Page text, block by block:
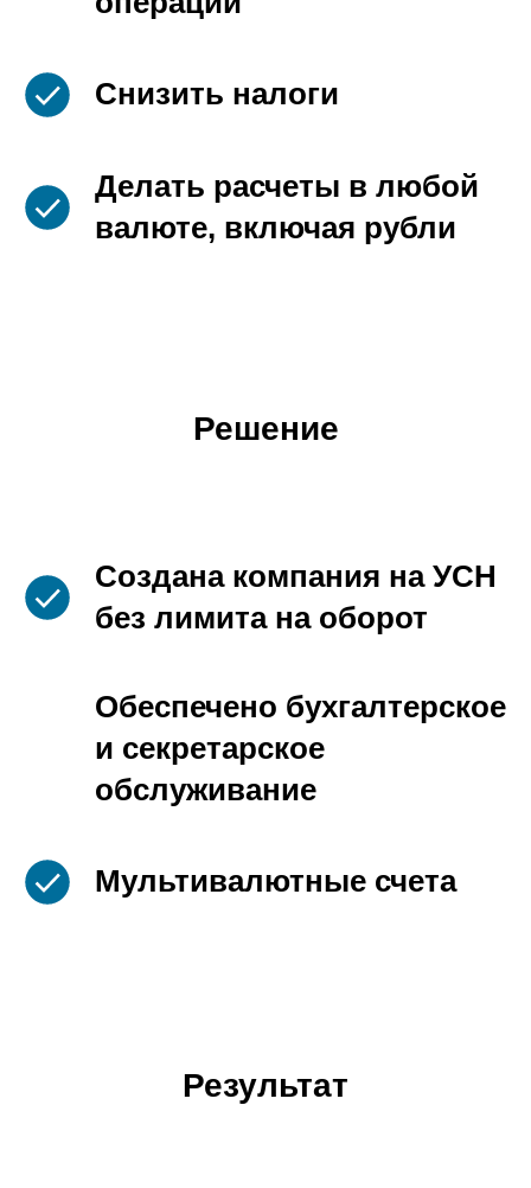
Снизить налоги
Делать расчеты в любой
валюте, включая рубли
Решение
Создана компания на УСН
без лимита на оборот
Обеспечено бухгалтерское
и секретарское
обслуживание
Мультивалютные счета
Результат